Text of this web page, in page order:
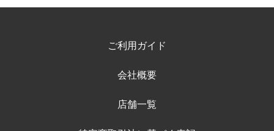
ご利用ガイド
会社概要
店舗一覧